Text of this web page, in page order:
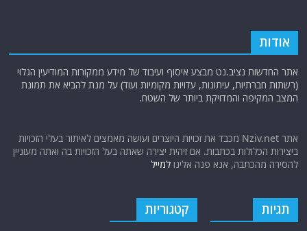
אודות
אתר החדשות נציב.נט מבצע איסוף ועיבוד של מידע ממקורות המודיעין הגלוי
(רשתות חברתיות, עיתונות, עדויות מקומיות ועוד) על מנת להביא את תמונת
המצב המקיפה והמדויקת ביותר של השטח.
אתר Nziv.net מכבד את זכויות היוצרים ועושה מאמצים לאיתור בעלי הזכויות
ביצירות הכלולות בכתבות. אם זיהית יצירה שאתה בעל הזכויות בה ואתה מעוניין
להסירה מהכתבה, אנא פנה אלינולמייל
תגיות קטגוריות